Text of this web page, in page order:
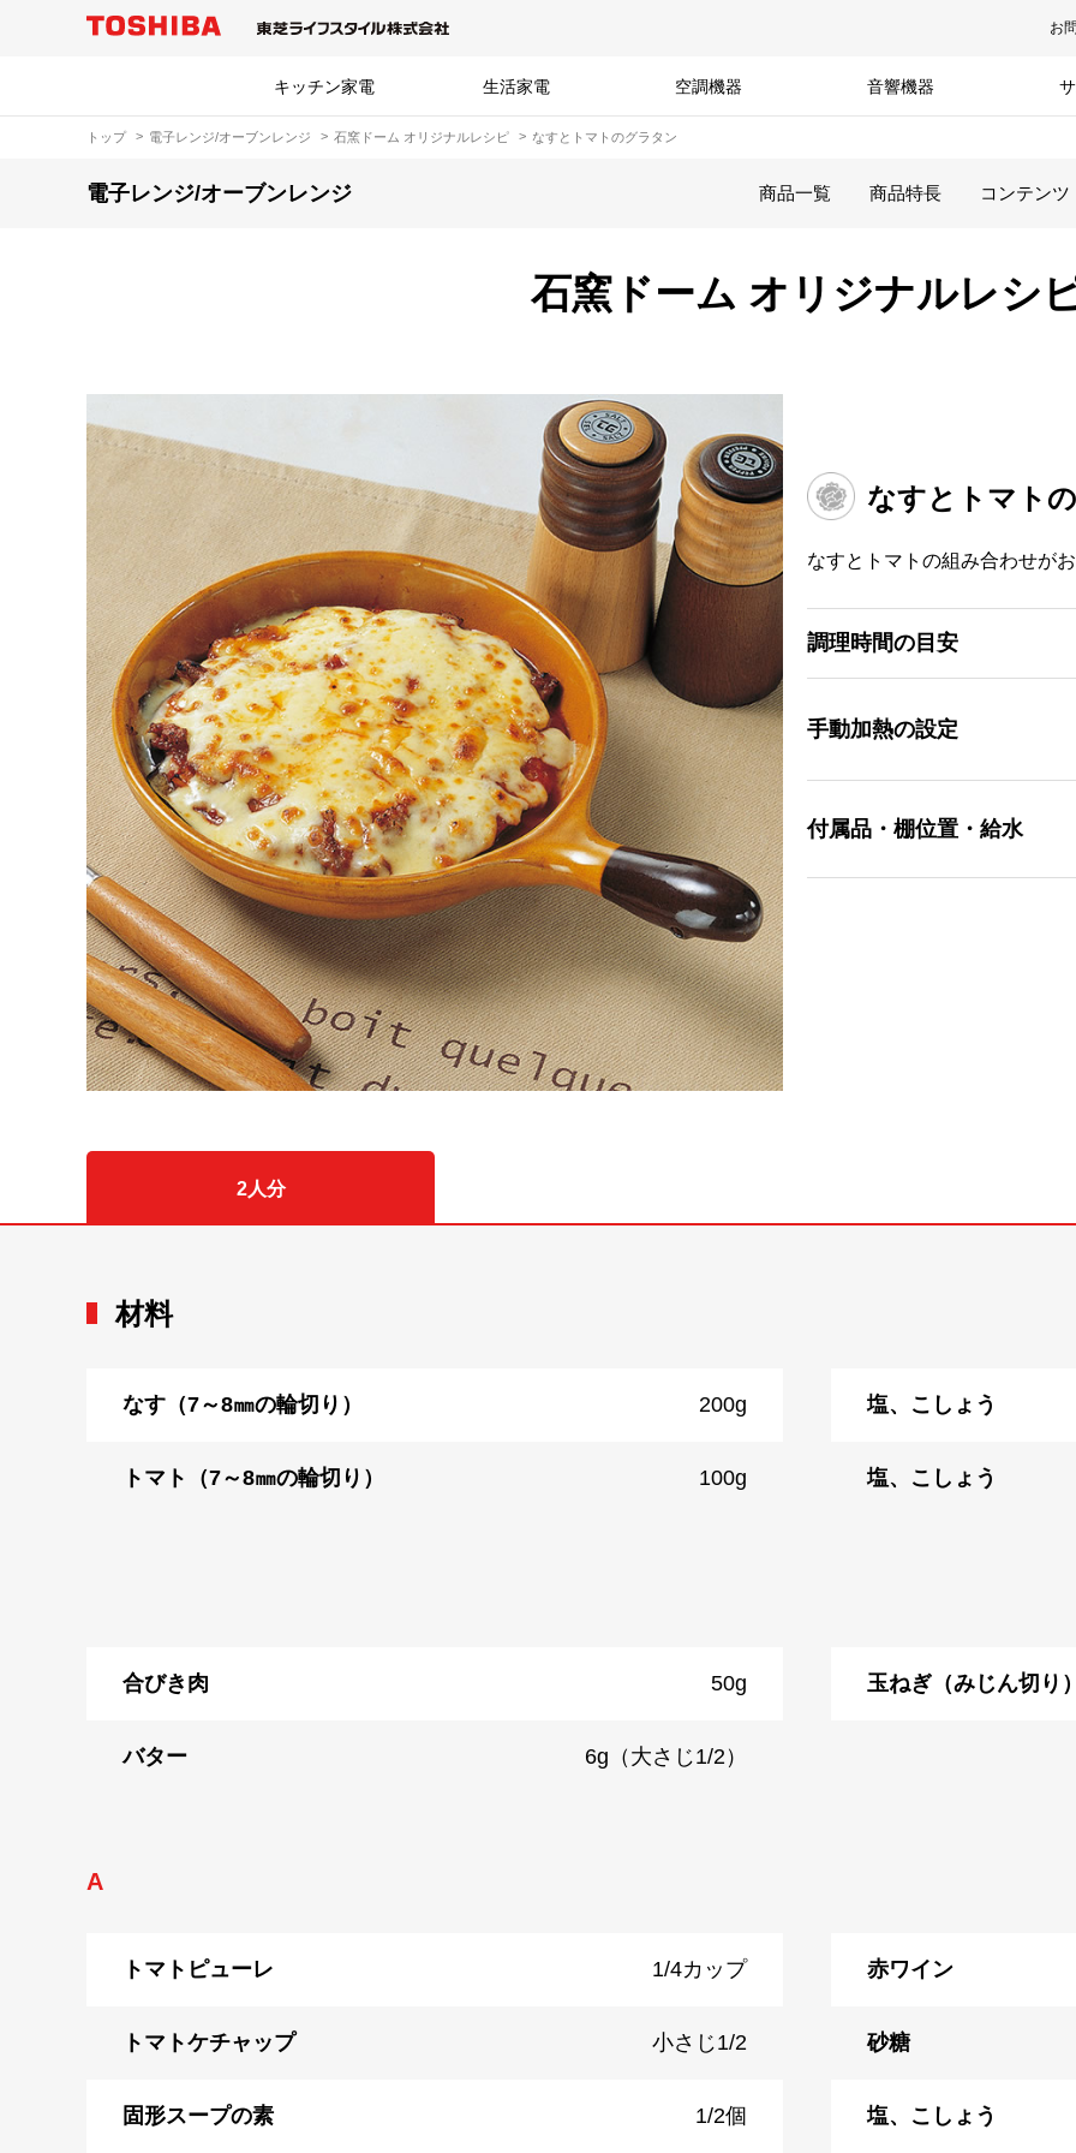
お
キッチン家電 生活家電 空調機器 音響機器
トップ 電子レンジ/オーブンレンジ 石窯ドーム オリジナルレシピ なすとトマトのグラタン
電子レンジ/オーブンレンジ 商品一覧 商品特長 コンテンツ
石窯ドーム オリジナルレシ
なすとトマト
なすとトマトの組み合わせが
調理時間の目安
手動加熱の設定
付属品・棚位置・給水
2人分
材料
なす（7～8㎜の輪切り） 200g 塩、こしょう
トマト（7～8㎜の輪切り） 100g 塩、こしょう
合びき肉 50g 玉ねぎ（みじん切り）
バター 6g（大さじ1/2）
A
トマトピューレ 1/4カップ 赤ワイン
トマトケチャップ 小さじ1/2 砂糖
固形スープの素 1/2個 塩、こしょう